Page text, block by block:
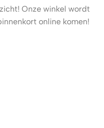
Onze winkel wordt
online komen!